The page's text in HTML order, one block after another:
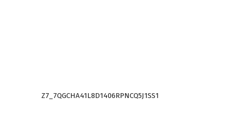
Z7_7QGCHA41L8D1406RPNCQ5J1SS1